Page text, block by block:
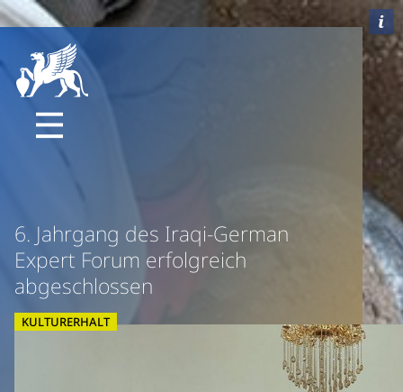
6. Jahrgang des Iraqi-German
Expert Forum erfolgreich
abgeschlossen
KULTURERHALT